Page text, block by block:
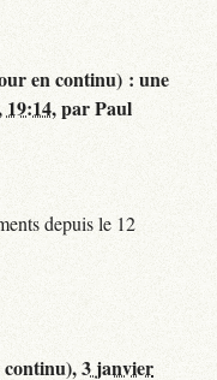
en continu) : une
19:14,parPaul
depuis le 12
continu),3 janvier